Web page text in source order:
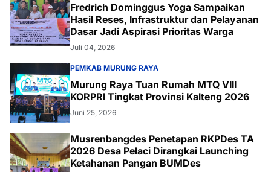
Fredrich Dominggus Yoga Sampaikan
Hasil Reses, Infrastruktur dan Pelayanan
Dasar Jadi Aspirasi Prioritas Warga
Juli 04, 2026
PEMKAB MURUNG RAYA
Murung Raya Tuan Rumah MTQ VIII
KORPRI Tingkat Provinsi Kalteng 2026
Juni 25, 2026
Musrenbangdes Penetapan RKPDes TA
2026 Desa Pelaci Dirangkai Launching
Ketahanan Pangan BUMDes